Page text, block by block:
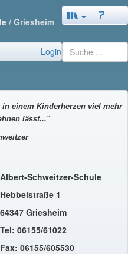
/ Griesheim
Login
einem Kinderherzen viel mehr
lässt..."
Schweitzer-Schule
1
Griesheim
06155/61022
06155/605530